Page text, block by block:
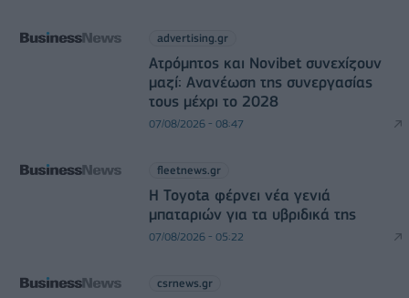
advertising.gr
Ατρόμητος και Novibet συνεχίζουν
μαζί: Ανανέωση της συνεργασίας
τους μέχρι το 2028
07/08/2026 - 08:47
fleetnews.gr
Η Toyota φέρνει νέα γενιά
μπαταριών για τα υβριδικά της
07/08/2026 - 05:22
csrnews.gr